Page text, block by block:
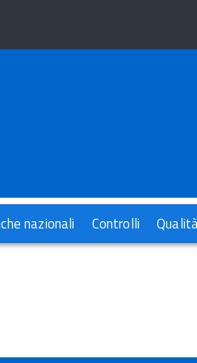
nazionali Controlli